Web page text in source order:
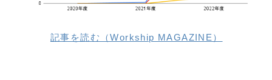
記事を読む（Workship MAGAZINE）